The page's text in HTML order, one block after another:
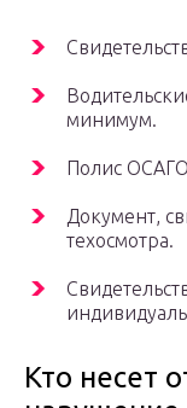
минимум.
Полис
Документ,
техосмотра.
Кто несет